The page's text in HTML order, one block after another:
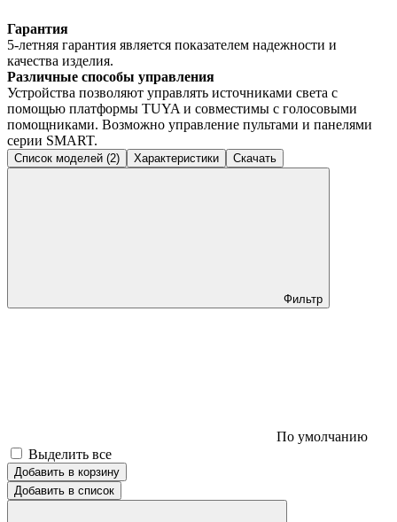
Гарантия
5-летняя гарантия является показателем надежности и
качества изделия.
Различные способы управления
Устройства позволяют управлять источниками света с
помощью платформы TUYA и совместимы с голосовыми
помощниками. Возможно управление пультами и панелями
серии SMART.
Список моделей (2) Характеристики Скачать
Фильтр
По умолчанию
Выделить все
Добавить в корзину
Добавить в список